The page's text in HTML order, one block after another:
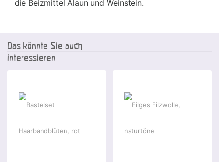
die Beizmittel Alaun und Weinstein.
Das könnte Sie auch
interessieren